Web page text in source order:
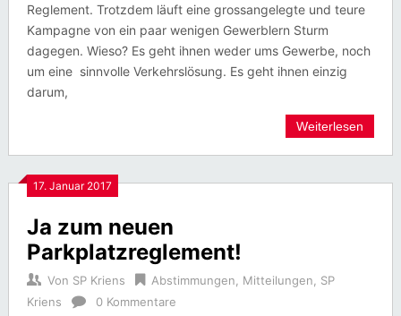
Reglement. Trotzdem läuft eine grossangelegte und teure
Kampagne von ein paar wenigen Gewerblern Sturm
dagegen. Wieso? Es geht ihnen weder ums Gewerbe, noch
um eine sinnvolle Verkehrslösung. Es geht ihnen einzig
darum,
Weiterlesen
17. Januar 2017
Ja zum neuen
Parkplatzreglement!
Von SP Kriens Abstimmungen Mitteilungen
SP
Kriens
0 Kommentare